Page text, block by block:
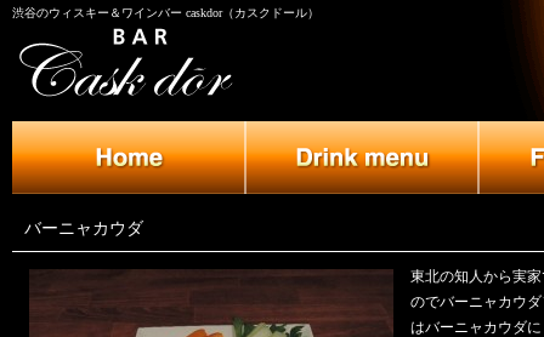
渋谷のウィスキー＆ワインバー caskdor（カスクドール）
バーニャカウダ
東北の知人から実
のでバーニャカウ
はバーニャカウダ